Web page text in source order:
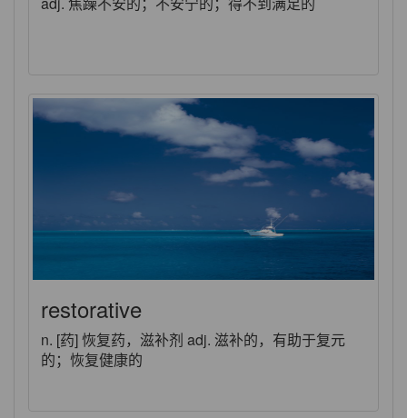
restorative
n. [药] 恢复药，滋补剂 adj. 滋补的，有助于复元
的；恢复健康的